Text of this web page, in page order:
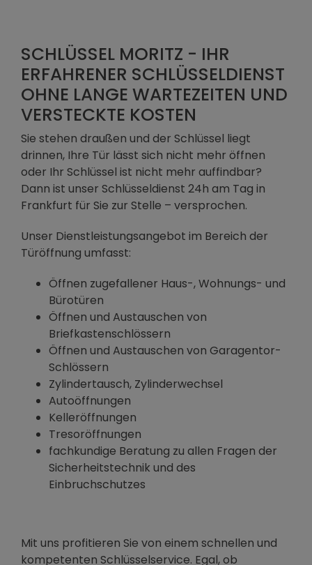
SCHLÜSSEL MORITZ - IHR
ERFAHRENER SCHLÜSSELDIENST
OHNE LANGE WARTEZEITEN UND
VERSTECKTE KOSTEN
Sie stehen draußen und der Schlüssel liegt
drinnen, Ihre Tür lässt sich nicht mehr öffnen
oder Ihr Schlüssel ist nicht mehr auffindbar?
Dann ist unser Schlüsseldienst 24h am Tag in
Frankfurt für Sie zur Stelle – versprochen.
Unser Dienstleistungsangebot im Bereich der
Türöffnung umfasst:
Öffnen zugefallener Haus-, Wohnungs- und
Bürotüren
Öffnen und Austauschen von
Briefkastenschlössern
Öffnen und Austauschen von Garagentor-
Schlössern
Zylindertausch, Zylinderwechsel
Autoöffnungen
Kelleröffnungen
Tresoröffnungen
fachkundige Beratung zu allen Fragen der
Sicherheitstechnik und des
Einbruchschutzes
Mit uns profitieren Sie von einem schnellen und
kompetenten Schlüsselservice. Egal, ob